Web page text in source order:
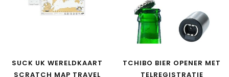
SUCK UK WERELDKAART
SCRATCH MAP TRAVEL
TCHIBO BIER OPENER MET
TELREGISTRATIE